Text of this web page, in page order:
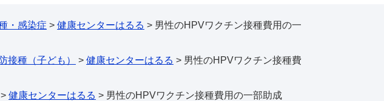
・感染症 > 健康センターはるる > 男性のHPVワクチン接種費用の一
接種（子ども） > 健康センターはるる > 男性のHPVワクチン接種費
> 健康センターはるる > 男性のHPVワクチン接種費用の一部助成